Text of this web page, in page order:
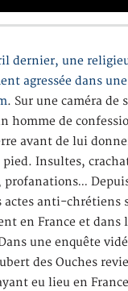
dernier, une
agressée dans
. Sur une caméra de
homme de
avant de lui
pied. Insultes,
profanations…
actes anti-chrétiens
en France et dans
une enquête
des Ouches
eu lieu en